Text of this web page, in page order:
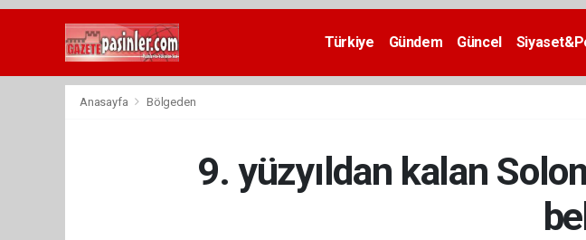
Deneme
Türkiye Gündem Güncel
Anasayfa Bölgeden
9. yüzyıldan kalan